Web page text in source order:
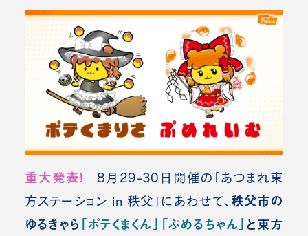
重大発表！ 8月29-30日開催の「あつまれ東
方ステーション in 秩父」にあわせて、 秩父市の
ゆるきゃら 「ポテくまくん」「ぷめるちゃん」と東方